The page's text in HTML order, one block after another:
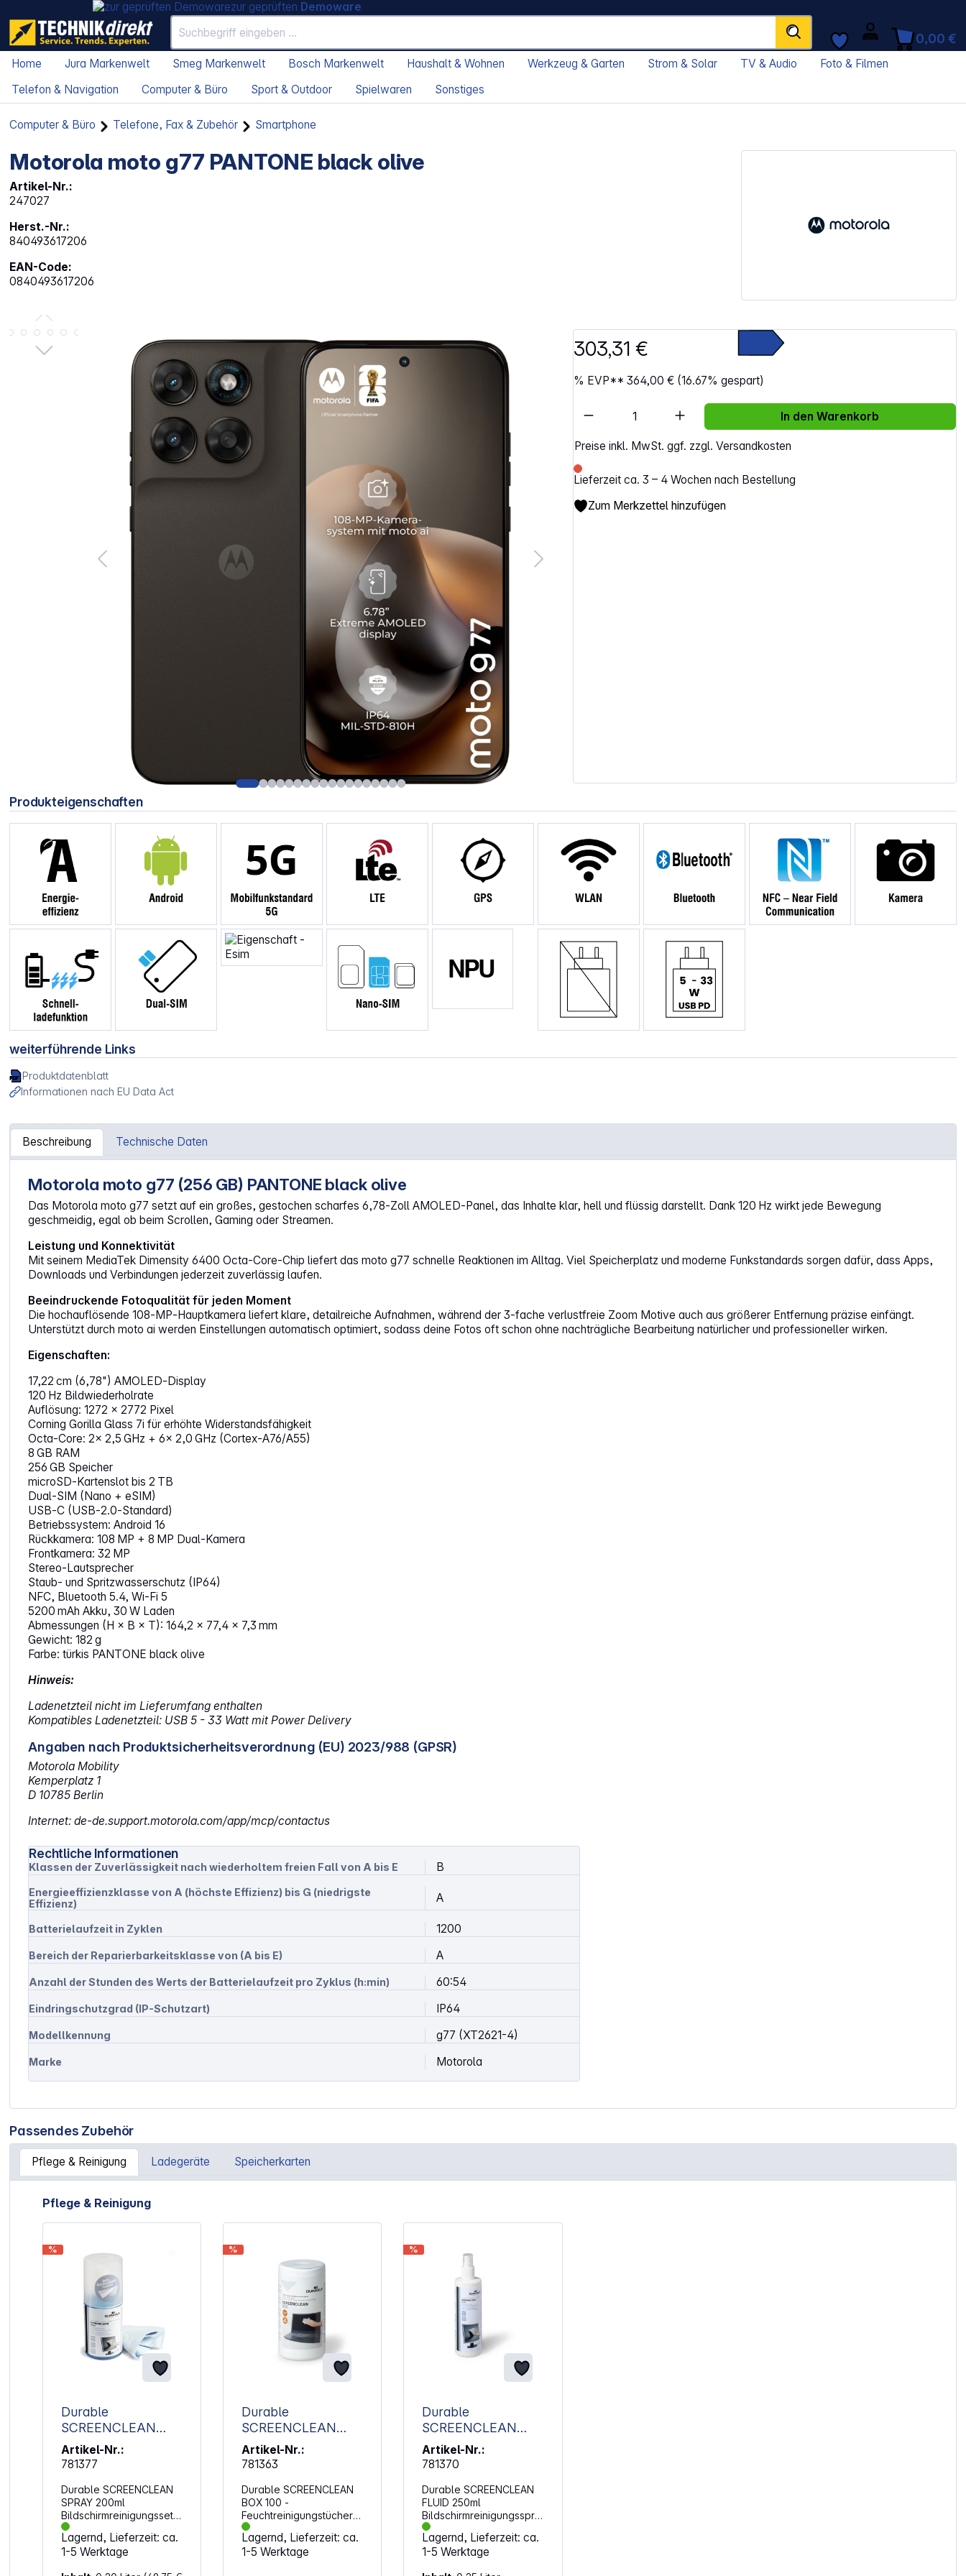
zur geprüften Demoware
0,00 €
Home Jura Markenwelt Smeg Markenwelt Bosch Markenwelt Haushalt & Wohnen Werkzeug & Garten Strom & Solar TV & Audio
Foto & Filmen
Telefon & Navigation
Computer & Büro Sport & Outdoor Spielwaren Sonstiges
Computer & Büro Telefone, Fax & Zubehör Smartphone
Motorola moto g77 PANTONE black olive
Artikel-Nr.:
247027
Herst.-Nr.:
840493617206
EAN-Code:
0840493617206
Bildergalerie überspringen
303,31 €
% EVP**364,00 € (16.67% gespart)
Preise inkl. MwSt. ggf. zzgl. Versandkosten
Lieferzeit ca. 3 – 4 Wochen nach Bestellung
Artikel Anzahl: Gib den gewünschten Wert ein
In den Warenkorb
Zum Merkzettel hinzufügen
Produkteigenschaften
weiterführende Links
Produktdatenblatt
Informationen nach EU Data Act
Beschreibung Technische Daten
Artikelinformationen "Motorola moto g77 PANTONE black olive"
Motorola moto g77 (256 GB) PANTONE black olive
Das Motorola moto g77 setzt auf ein großes, gestochen scharfes 6,78‑Zoll AMOLED‑Panel, das Inhalte klar, hell und flüssig darstellt. Dank 120 Hz wirkt jede Bewegung
geschmeidig, egal ob beim Scrollen, Gaming oder Streamen.
Leistung und Konnektivität
Mit seinem MediaTek Dimensity 6400 Octa‑Core‑Chip liefert das moto g77 schnelle Reaktionen im Alltag. Viel Speicherplatz und moderne Funkstandards sorgen dafür, dass Apps,
Downloads und Verbindungen jederzeit zuverlässig laufen.
Beeindruckende Fotoqualität für jeden Moment
Die hochauflösende 108‑MP‑Hauptkamera liefert klare, detailreiche Aufnahmen, während der 3‑fache verlustfreie Zoom Motive auch aus größerer Entfernung präzise einfängt.
Unterstützt durch moto ai werden Einstellungen automatisch optimiert, sodass deine Fotos oft schon ohne nachträgliche Bearbeitung natürlicher und professioneller wirken.
Eigenschaften:
17,22 cm (6,78") AMOLED‑Display
120 Hz Bildwiederholrate
Auflösung: 1272 × 2772 Pixel
Corning Gorilla Glass 7i für erhöhte Widerstandsfähigkeit
Octa‑Core: 2× 2,5 GHz + 6× 2,0 GHz (Cortex‑A76/A55)
8 GB RAM
256 GB Speicher
microSD‑Kartenslot bis 2 TB
Dual‑SIM (Nano + eSIM)
USB‑C (USB‑2.0‑Standard)
Betriebssystem: Android 16
Rückkamera: 108 MP + 8 MP Dual‑Kamera
Frontkamera: 32 MP
Stereo‑Lautsprecher
Staub- und Spritzwasserschutz (IP64)
NFC, Bluetooth 5.4, Wi‑Fi 5
5200 mAh Akku, 30 W Laden
Abmessungen (H × B × T): 164,2 × 77,4 × 7,3 mm
Gewicht: 182 g
Farbe: türkis PANTONE black olive
Hinweis:
Ladenetzteil nicht im Lieferumfang enthalten
Kompatibles Ladenetzteil: USB 5 - 33 Watt mit Power Delivery
Angaben nach Produktsicherheitsverordnung (EU) 2023/988 (GPSR)
Motorola Mobility
Kemperplatz 1
D 10785 Berlin
Internet: de-de.support.motorola.com/app/mcp/contactus
Rechtliche Informationen
Klassen der Zuverlässigkeit nach wiederholtem freien Fall von A bis E B
Energieeffizienzklasse von A (höchste Effizienz) bis G (niedrigste
Effizienz)
A
Batterielaufzeit in Zyklen 1200
Bereich der Reparierbarkeitsklasse von (A bis E) A
Anzahl der Stunden des Werts der Batterielaufzeit pro Zyklus (h:min) 60:54
Eindringschutzgrad (IP-Schutzart) IP64
Modellkennung g77 (XT2621-4)
Marke Motorola
Passendes Zubehör
Pflege & Reinigung Ladegeräte Speicherkarten
Artikelgalerie überspringen
Pflege & Reinigung
%
Durable
SCREENCLEAN
SPRAY 200ml
Bildschirmreinigungs
Artikel-Nr.:
781377
Durable SCREENCLEAN
SPRAY 200ml
Bildschirmreinigungsset
(582300).
Reinigungsspray für
Bildschirme von
Lagernd, Lieferzeit: ca.
1-5 Werktage
%
Durable
SCREENCLEAN
BOX 100
Feuchtreinigungstüc
Artikel-Nr.:
781363
Durable SCREENCLEAN
BOX 100 -
Feuchtreinigungstücher
(573602). Feuchte
Reinigungstücher für
Bildschirme von
Lagernd, Lieferzeit: ca.
1-5 Werktage
%
Durable
SCREENCLEAN
FLUID 250ml
Bildschirmreinigungs
Artikel-Nr.:
781370
Durable SCREENCLEAN
FLUID 250ml
Bildschirmreinigungsspra
y (578219). Pumpspray
für die streifenfreie
Bildschirmreinigung
Lagernd, Lieferzeit: ca.
1-5 Werktage